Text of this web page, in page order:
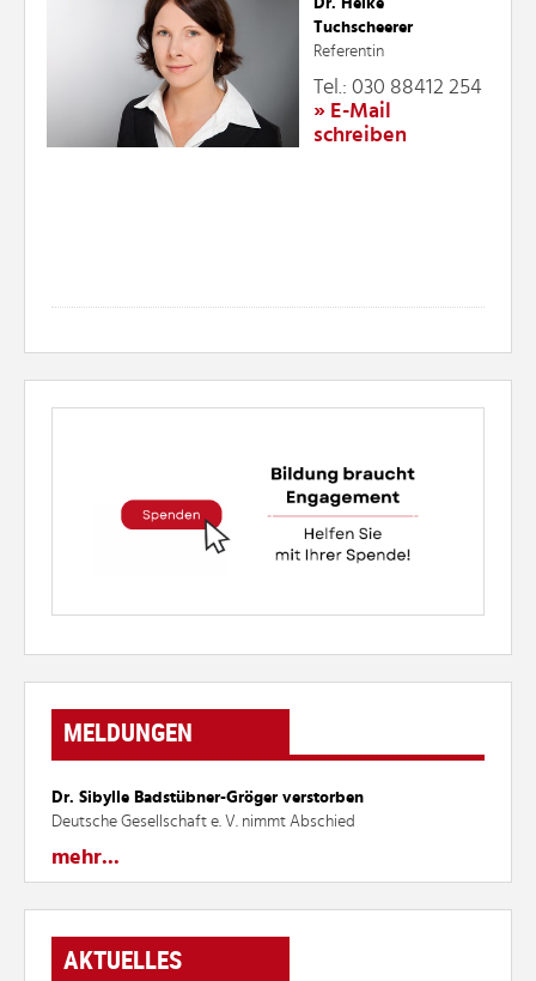
Tuchscheerer
Referentin
Tel.: 030 88412 254
» E-Mail
schreiben
MELDUNGEN
Dr. Sibylle Badstübner-Gröger verstorben
Deutsche Gesellschaft e. V. nimmt Abschied
mehr...
AKTUELLES